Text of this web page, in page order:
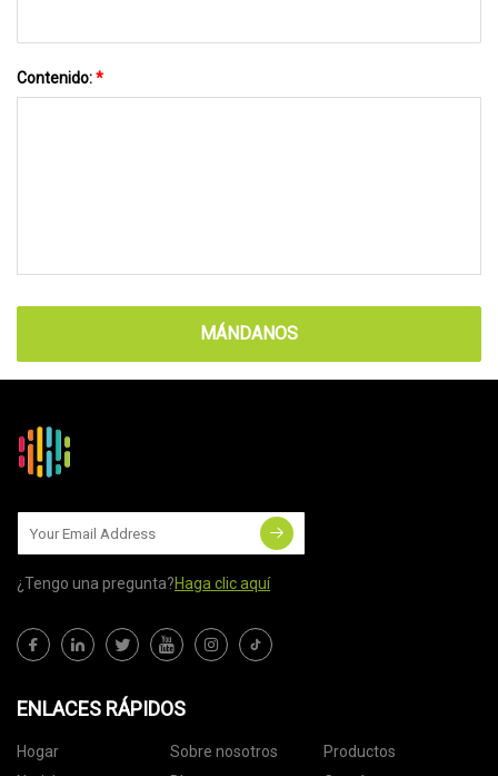
Contenido:*
MÁNDANOS
¿Tengo una pregunta?Haga clic aquí
ENLACES RÁPIDOS
Hogar Sobre nosotros
Productos